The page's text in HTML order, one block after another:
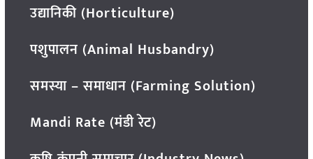
उद्यानिकी (Horticulture)
पशुपालन (Animal Husbandry)
समस्या – समाधान (Farming Solution)
Mandi Rate (मंडी रेट)